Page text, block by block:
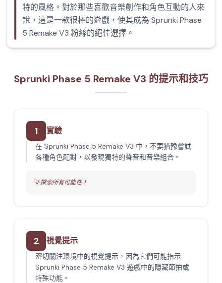
特的風格。對於那些喜歡音樂創作和角色互動的人來
說，這是一款很棒的遊戲，使其成為 Sprunki Phase
5 Remake V3 粉絲的絕佳選擇。
Sprunki Phase 5 Remake V3 的提示和技巧
1 實驗
在 Sprunki Phase 5 Remake V3 中，不要猶豫嘗試
各種角色配對，以發現獨特的聲音和音樂組合。
💡探索所有可能性！
2 視覺提示
密切關注環境中的視覺提示，因為它們可能指示
Sprunki Phase 5 Remake V3 遊戲中的隱藏節拍或
特殊功能。